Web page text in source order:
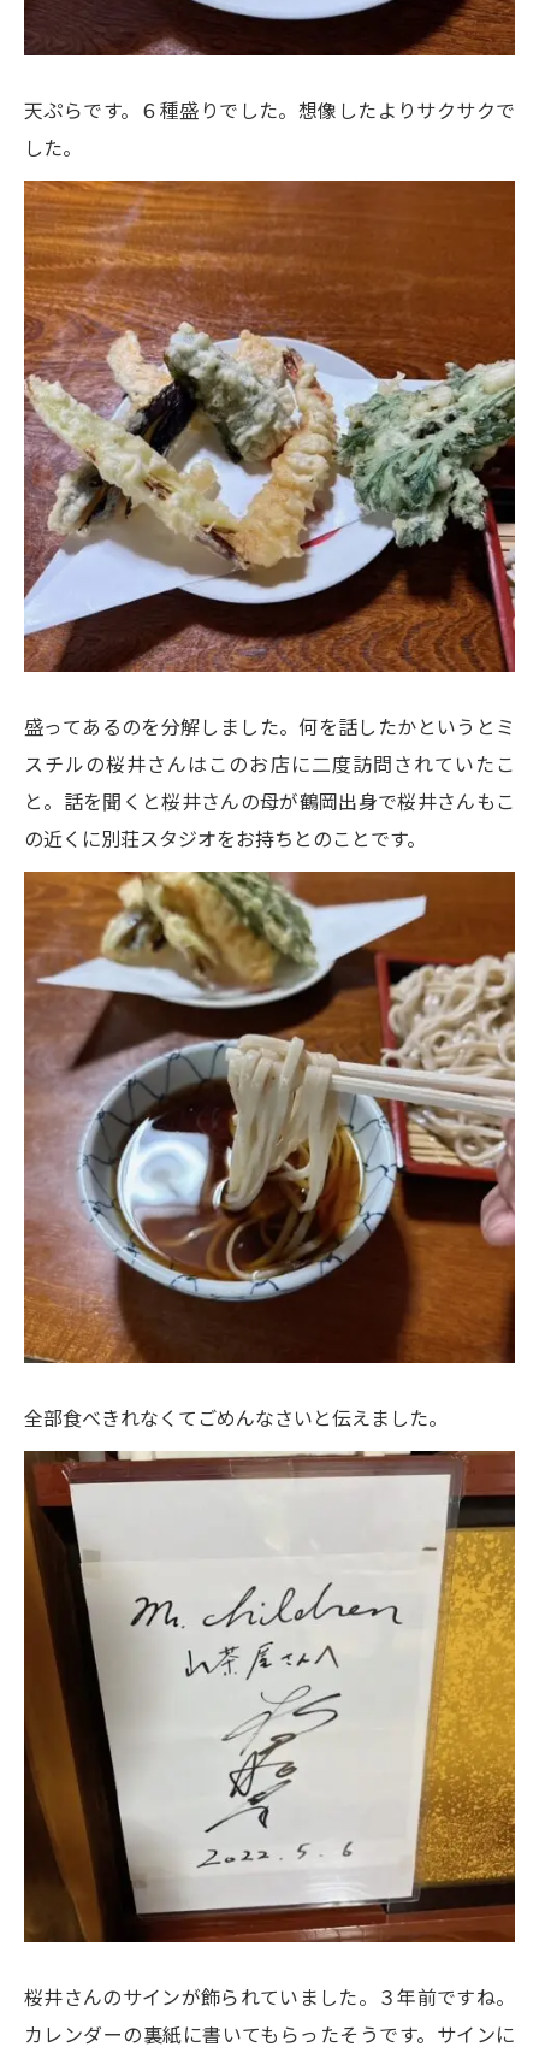
天ぷらです。６種盛りでした。想像したよりサクサクで
した。
盛ってあるのを分解しました。何を話したかというとミ
スチルの桜井さんはこのお店に二度訪問されていたこ
と。話を聞くと桜井さんの母が鶴岡出身で桜井さんもこ
の近くに別荘スタジオをお持ちとのことです。
全部食べきれなくてごめんなさいと伝えました。
桜井さんのサインが飾られていました。３年前ですね。
カレンダーの裏紙に書いてもらったそうです。サインに